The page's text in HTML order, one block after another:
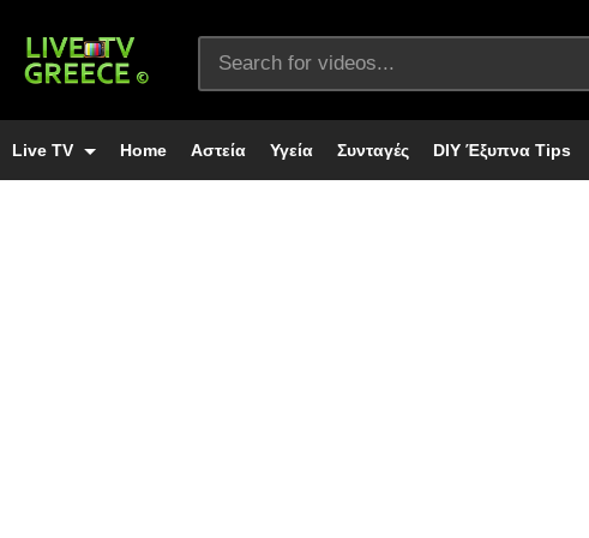
Live TV Home Αστεία Υγεία Συνταγές DIY Έξυπνα Tips